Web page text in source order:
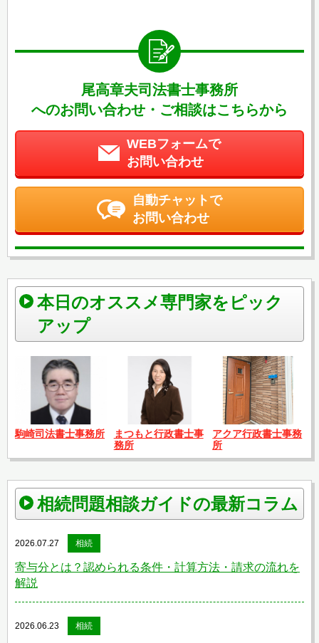
尾高章夫司法書士事務所
へのお問い合わせ・ご相談はこちらから
WEBフォームで
お問い合わせ
自動チャットで
お問い合わせ
本日のオススメ専門家をピック
アップ
駒崎司法書士事務所
まつもと行政書士事
務所
アクア行政書士事務
所
相続問題相談ガイドの最新コラム
2026.07.27 相続
寄与分とは？認められる条件・計算方法・請求の流れを
解説
2026.06.23 相続